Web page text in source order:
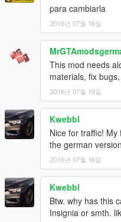
para cambiarla
2016년 07월 16일
This mod needs
materials, fix
2016년 07월 16일
Kwebbl
Nice for traffic!
the german
2016년 07월 16일
Kwebbl
Btw. why has this
Insignia or smth.